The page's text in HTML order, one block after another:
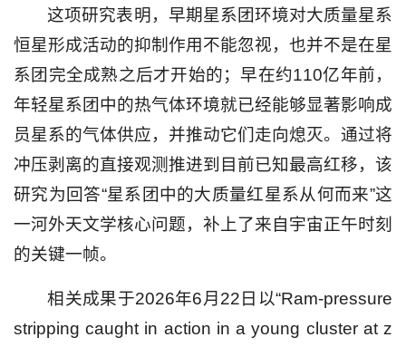
这项研究表明，早期星系团环境对大质量星系
恒星形成活动的抑制作用不能忽视，也并不是在星
系团完全成熟之后才开始的；早在约110亿年前，
年轻星系团中的热气体环境就已经能够显著影响成
员星系的气体供应，并推动它们走向熄灭。通过将
冲压剥离的直接观测推进到目前已知最高红移，该
研究为回答“星系团中的大质量红星系从何而来”这
一河外天文学核心问题，补上了来自宇宙正午时刻
的关键一帧。
相关成果于2026年6月22日以“Ram-pressure
stripping caught in action in a young cluster at z